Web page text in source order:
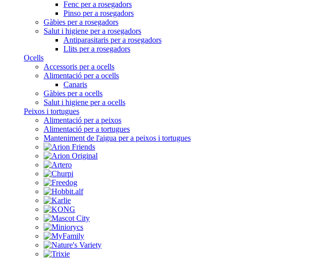
Fenc per a rosegadors
Pinso per a rosegadors
Gàbies per a rosegadors
Salut i higiene per a rosegadors
Antiparasitaris per a rosegadors
Llits per a rosegadors
Ocells
Accessoris per a ocells
Alimentació per a ocells
Canaris
Gàbies per a ocells
Salut i higiene per a ocells
Peixos i tortugues
Alimentació per a peixos
Alimentació per a tortugues
Manteniment de l'aigua per a peixos i tortugues